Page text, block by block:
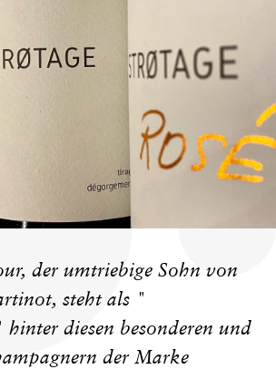
der umtriebige Sohn von
steht als "
diesen besonderen und
der Marke